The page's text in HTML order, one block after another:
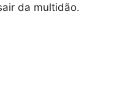
da multidão.